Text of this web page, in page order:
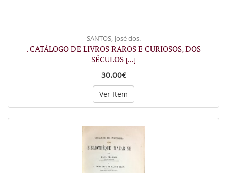
SANTOS, José dos.
. CATÁLOGO DE LIVROS RAROS E CURIOSOS, DOS
SÉCULOS [...]
30.00€
Ver Item